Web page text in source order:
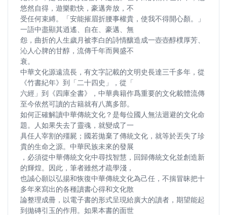
悠然自得，遊樂歡快，豪邁奔放，不
受任何束縛。「安能摧眉折腰事權貴，使我不得開心顏。」
一語中盡顯其逍遙、自在、豪邁、無
怨，曲折的人生歲月被李白的詩情釀造成一壺壺醇樸厚芳、
沁人心脾的甘醇，流傳千年而興盛不
衰。
中華文化源遠流長，有文字記載的文明史長達三千多年，從
《竹書紀年》到「二十四史」，從「
六經」到《四庫全書》，中華典籍作爲重要的文化載體流傳
至今依然可讀的古籍就有八萬多部。
如何正確解讀中華傳統文化？是每位國人無法迴避的文化命
題。人如果失去了靈魂，就變成了一
具任人宰割的殭屍；國若拋棄了傳統文化，就等於丟失了珍
貴的生命之源。中華民族未來的發展
，必須從中華傳統文化中尋找智慧，回歸傳統文化並創造新
的輝煌。因此，筆者雖然才疏學淺，
也誠心願以弘揚和恢復中華傳統文化為己任，不揣冒昧把十
多年來寫出的各種讀書心得和文化散
論整理成冊，以電子書的形式呈現給廣大的讀者，期望能起
到拋磚引玉的作用。如果本書的面世